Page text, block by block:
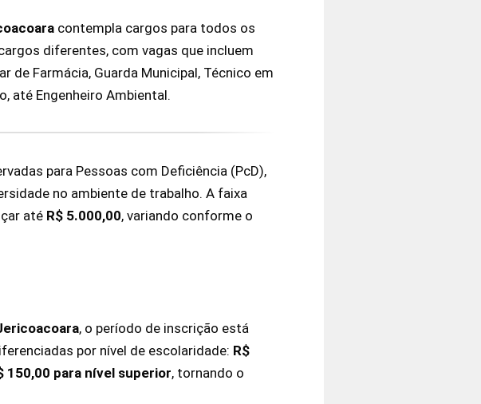
contempla cargos para todos os
diferentes, com vagas que incluem
de Farmácia, Guarda Municipal, Técnico em
até Engenheiro Ambiental.
para Pessoas com Deficiência (PcD),
no ambiente de trabalho. A faixa
até R$ 5.000,00, variando conforme o
, o período de inscrição está
por nível de escolaridade: R$
150,00 para nível superior, tornando o